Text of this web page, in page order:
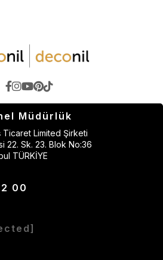
Müdürlük
Ticaret Limited Şirketi
22. Sk. 23. Blok No:36
TÜRKİYE
00